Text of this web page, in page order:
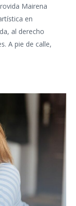
Mairena
en
al derecho
A pie de calle,